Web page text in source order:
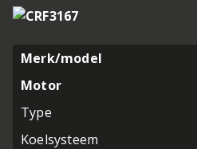
Merk/model
Motor
Type
Koelsysteem